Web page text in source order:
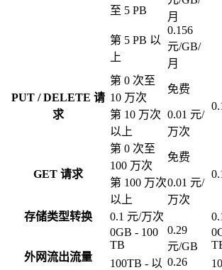
至 5 PB
月
第 5 PB 以
上
0.156
元/GB/
月
PUT / DELETE 请
求
第 0 次至
10 万次
免费
第 10 万次
以上
0.01 元/
万次
GET 请求
第 0 次至
100 万次
免费
第 100 万次
以上
0.01 元/
万次
存储类型转换
0.1 元/万次
外网流出流量
0GB - 100
TB
0.29
元/GB
100TB - 以 0.26